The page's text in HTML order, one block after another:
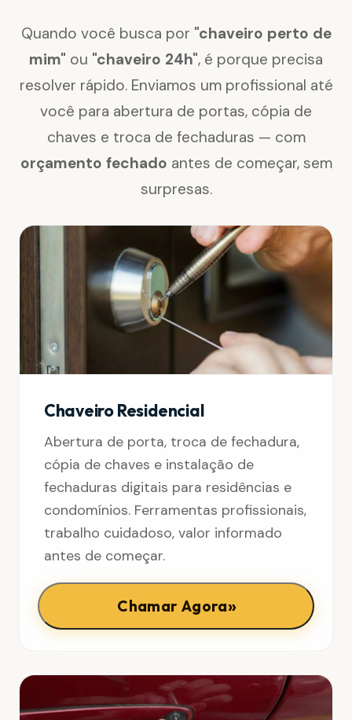
Quando você busca por "chaveiro perto de
mim" ou "chaveiro 24h", é porque precisa
resolver rápido. Enviamos um profissional até
você para abertura de portas, cópia de
chaves e troca de fechaduras — com
orçamento fechado antes de começar, sem
surpresas.
Chaveiro Residencial
Abertura de porta, troca de fechadura,
cópia de chaves e instalação de
fechaduras digitais para residências e
condomínios. Ferramentas profissionais,
trabalho cuidadoso, valor informado
antes de começar.
Chamar Agora»